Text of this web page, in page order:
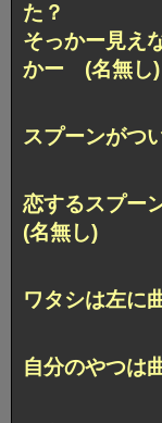
た？
そっかー見え
かー (名無し)
スプーンがつ
恋するスプー
(名無し)
ワタシは左に
自分のやつは